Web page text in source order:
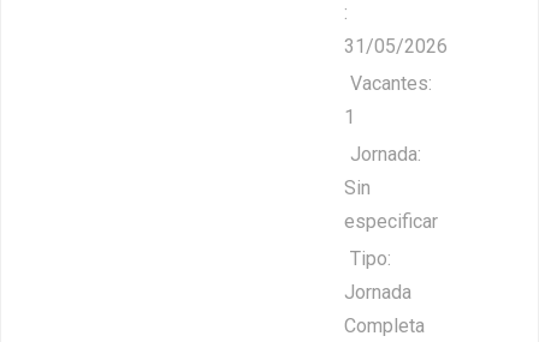
:
31/05/2026
Vacantes:
1
Jornada:
Sin
especificar
Tipo:
Jornada
Completa